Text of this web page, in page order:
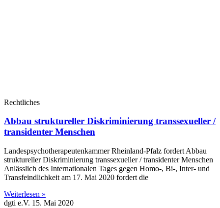
Rechtliches
Abbau struktureller Diskriminierung transsexueller /
transidenter Menschen
Landespsychotherapeutenkammer Rheinland-Pfalz fordert Abbau
struktureller Diskriminierung transsexueller / transidenter Menschen
Anlässlich des Internationalen Tages gegen Homo-, Bi-, Inter- und
Transfeindlichkeit am 17. Mai 2020 fordert die
Weiterlesen »
dgti e.V. 15. Mai 2020